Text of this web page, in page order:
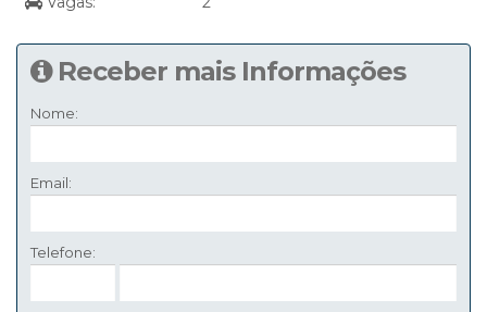
Receber mais Informações
Nome:
Email:
Telefone: